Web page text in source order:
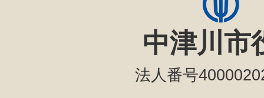
中津川市
法人番号